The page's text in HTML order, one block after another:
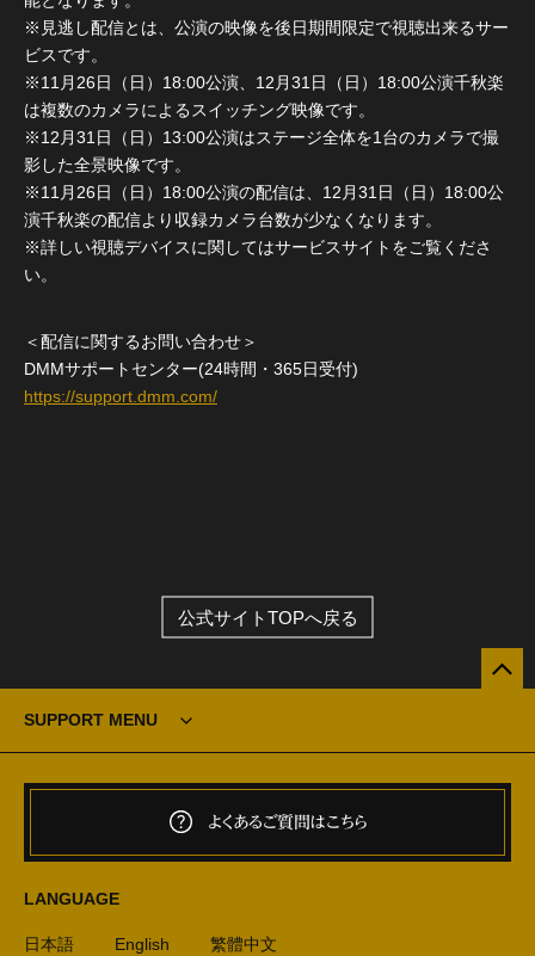
※見逃し配信とは、公演の映像を後日期間限定で視聴出来るサー
ビスです。
※11月26日（日）18:00公演、12月31日（日）18:00公演千秋楽
は複数のカメラによるスイッチング映像です。
※12月31日（日）13:00公演はステージ全体を1台のカメラで撮
影した全景映像です。
※11月26日（日）18:00公演の配信は、12月31日（日）18:00公
演千秋楽の配信より収録カメラ台数が少なくなります。
※詳しい視聴デバイスに関してはサービスサイトをご覧くださ
い。
＜配信に関するお問い合わせ＞
DMMサポートセンター(24時間・365日受付)
https://support.dmm.com/
公式サイトTOPへ戻る
SUPPORT MENU
よくあるご質問はこちら
LANGUAGE
日本語 English 繁體中文